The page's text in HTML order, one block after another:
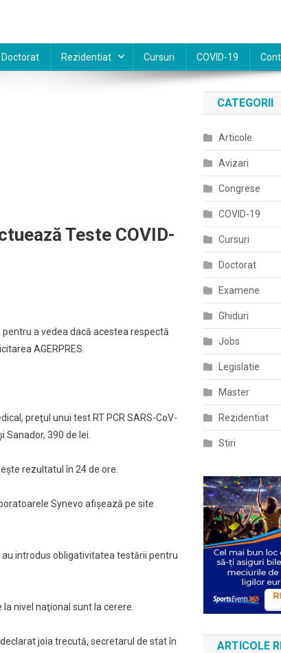
Doctorat Rezidentiat Cursuri COVID-19
Teste COVID-
a vedea dacă acestea respectă
AGERPRES.
preţul unui test RT PCR SARS-CoV-
Sanador, 390 de lei.
rezultatul în 24 de ore.
Synevo afişează pe site
au introdus obligativitatea testării pentru
nivel naţional sunt la cerere.
joia trecută, secretarul de stat în
CATEGORII
Articole
Avizari
Congrese
COVID-19
Cursuri
Doctorat
Examene
Ghiduri
Jobs
Legislatie
Master
Rezidentiat
Stiri
ARTICOLE